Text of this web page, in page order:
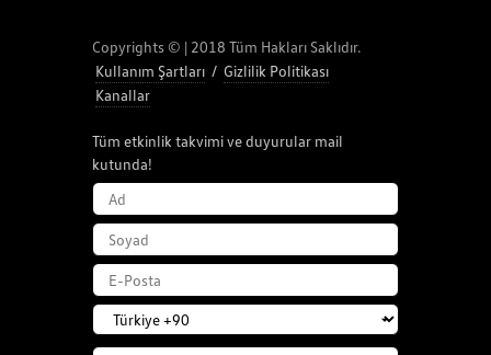
Copyrights © | 2018 Tüm Hakları Saklıdır.
Kullanım Şartları / Gizlilik Politikası
Kanallar
Tüm etkinlik takvimi ve duyurular mail
kutunda!
AD
SOYAD
E-POSTA